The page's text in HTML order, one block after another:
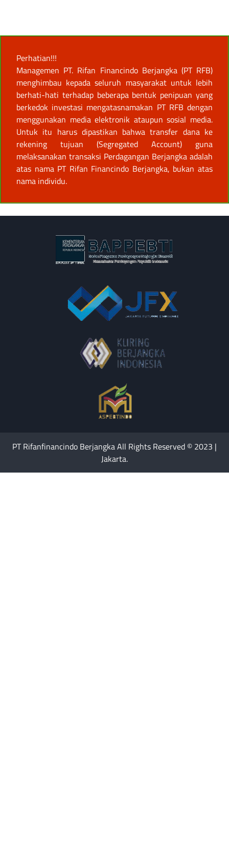
Perhatian!!!
Managemen PT. Rifan Financindo Berjangka (PT RFB)
menghimbau kepada seluruh masyarakat untuk lebih
berhati-hati terhadap beberapa bentuk penipuan yang
berkedok investasi mengatasnamakan PT RFB dengan
menggunakan media elektronik ataupun sosial media.
Untuk itu harus dipastikan bahwa transfer dana ke
rekening tujuan (Segregated Account) guna
melaksanakan transaksi Perdagangan Berjangka adalah
atas nama PT Rifan Financindo Berjangka, bukan atas
nama individu.
PT Rifanfinancindo Berjangka All Rights Reserved © 2023 |
Jakarta.